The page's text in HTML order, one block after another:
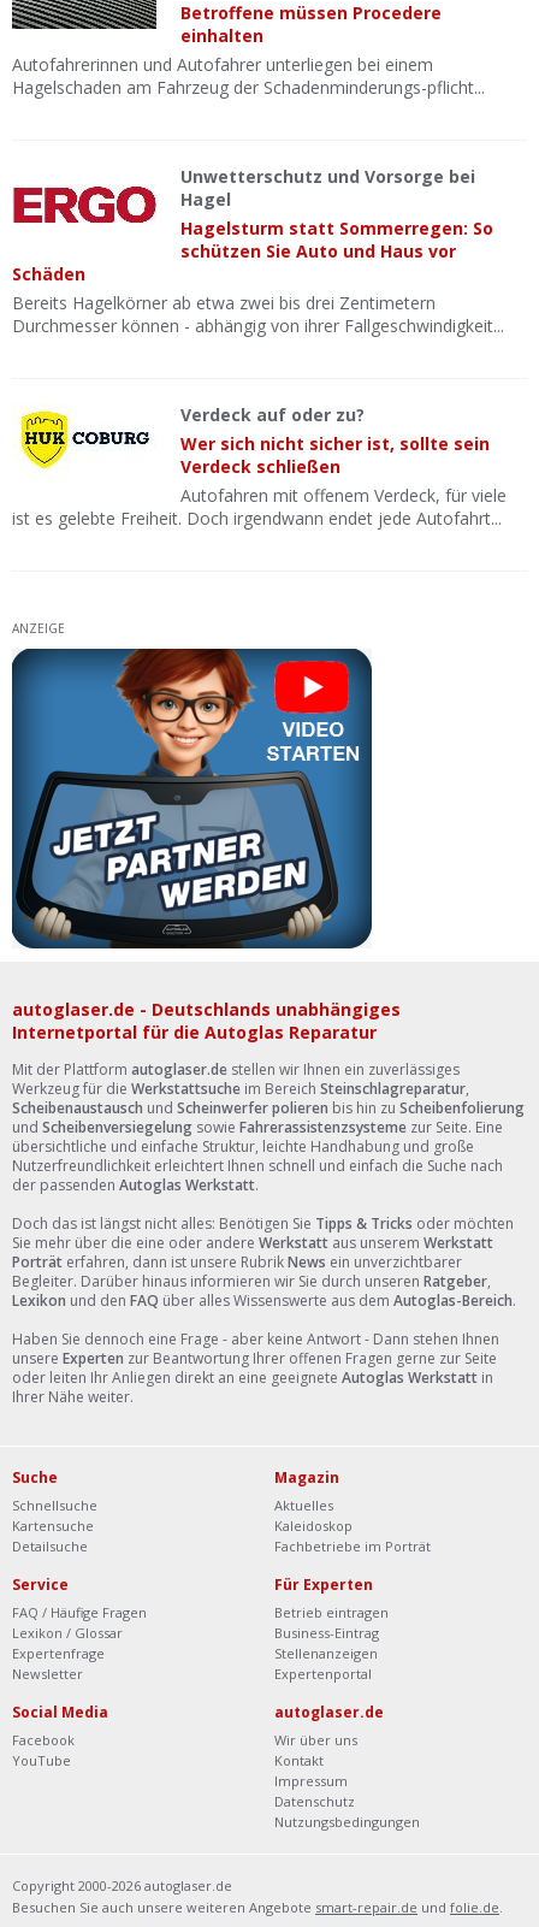
Betroffene müssen Procedere
einhalten
Autofahrerinnen und Autofahrer unterliegen bei einem
Hagelschaden am Fahrzeug der Schadenminderungs-pflicht...
Unwetterschutz und Vorsorge bei
Hagel
Hagelsturm statt Sommerregen: So
schützen Sie Auto und Haus vor
Schäden
Bereits Hagelkörner ab etwa zwei bis drei Zentimetern
Durchmesser können - abhängig von ihrer Fallgeschwindigkeit...
Verdeck auf oder zu?
Wer sich nicht sicher ist, sollte sein
Verdeck schließen
Autofahren mit offenem Verdeck, für viele
ist es gelebte Freiheit. Doch irgendwann endet jede Autofahrt...
ANZEIGE
autoglaser.de - Deutschlands unabhängiges
Internetportal für die Autoglas Reparatur
Mit der Plattform autoglaser.de stellen wir Ihnen ein zuverlässiges
Werkzeug für die Werkstattsuche im Bereich Steinschlagreparatur,
Scheibenaustausch und Scheinwerfer polieren bis hin zu Scheibenfolierung
und Scheibenversiegelung sowie Fahrerassistenzsysteme zur Seite. Eine
übersichtliche und einfache Struktur, leichte Handhabung und große
Nutzerfreundlichkeit erleichtert Ihnen schnell und einfach die Suche nach
der passenden Autoglas Werkstatt.
Doch das ist längst nicht alles: Benötigen Sie Tipps & Tricks oder möchten
Sie mehr über die eine oder andere Werkstatt aus unserem Werkstatt
Porträt erfahren, dann ist unsere RubrikNews ein unverzichtbarer
Begleiter. Darüber hinaus informieren wir Sie durch unseren Ratgeber,
Lexikon und den FAQ über alles Wissenswerte aus dem Autoglas-Bereich.
Haben Sie dennoch eine Frage - aber keine Antwort - Dann stehen Ihnen
unsere Experten zur Beantwortung Ihrer offenen Fragen gerne zur Seite
oder leiten Ihr Anliegen direkt an eine geeignete Autoglas Werkstatt in
Ihrer Nähe weiter.
Suche
Schnellsuche
Kartensuche
Detailsuche
Magazin
Aktuelles
Kaleidoskop
Fachbetriebe im Porträt
Service
FAQ / Häufige Fragen
Lexikon / Glossar
Expertenfrage
Newsletter
Für Experten
Betrieb eintragen
Business-Eintrag
Stellenanzeigen
Expertenportal
Social Media
Facebook
YouTube
autoglaser.de
Wir über uns
Kontakt
Impressum
Datenschutz
Nutzungsbedingungen
Copyright 2000-2026 autoglaser.de
Besuchen Sie auch unsere weiteren Angebote smart-repair.de und folie.de.